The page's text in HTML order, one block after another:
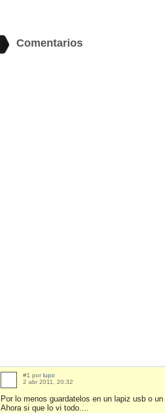
Comentarios
#1 por lupo
2 abr 2011, 20:32
Por lo menos guardatelos en un lapiz usb o
Ahora si que lo vi todo....